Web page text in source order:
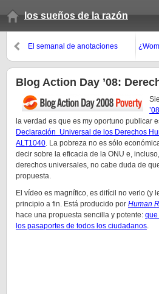
los sueños de la razón
El semanal de anotaciones
Blog Action Day ’08:
’08
la verdad es que es my oportuno publicar
Declaración Universal de los Derechos
ALT1040. La pobreza no es sólo
decir sobre la eficacia de la ONU e,
derechos universales, no cabe duda de
propuesta.
El vídeo es magnífico, es difícil no verlo (y
principio a fin. Está producido por Human
hace una propuesta sencilla y potente: que
los pasaportes de todos los ciudadanos.